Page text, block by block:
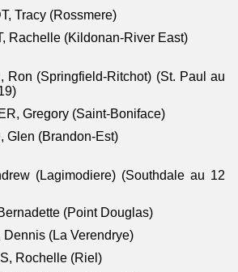
Tracy (Rossmere)
Rachelle (Kildonan-River East)
Ron (Springfield-Ritchot) (St. Paul au
Gregory (Saint-Boniface)
Glen (Brandon-Est)
(Lagimodiere) (Southdale au 12
(Point Douglas)
Dennis (La Verendrye)
Rochelle (Riel)